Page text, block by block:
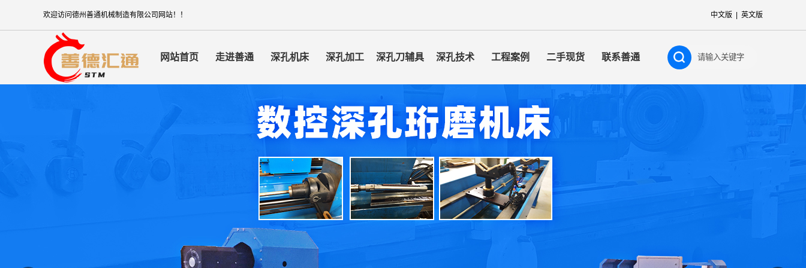
欢迎访问德州善通机械制造有限公司网站！！ 中文版 英文版
网站首页 走进善通 深孔机床 深孔加工 深孔刀辅具 深孔技术 工程案例 二手现货 联系善通